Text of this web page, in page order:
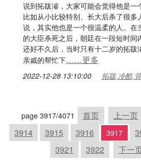
说到拓跋濬，大家可能会觉得他是一
比如从小比较特别、长大后杀了很
说，其实他也是一个很温柔的人。在
的大臣杀死之后，朝廷在一段短时间
还好不久后，当时只有十二岁的拓跋
亲戚的帮忙下……更多
2022-12-28 13:10:00 拓跋,冷酷,
page 3917/4071 首页 上一页
3914
3915 3916 3917
3921
3922 下一